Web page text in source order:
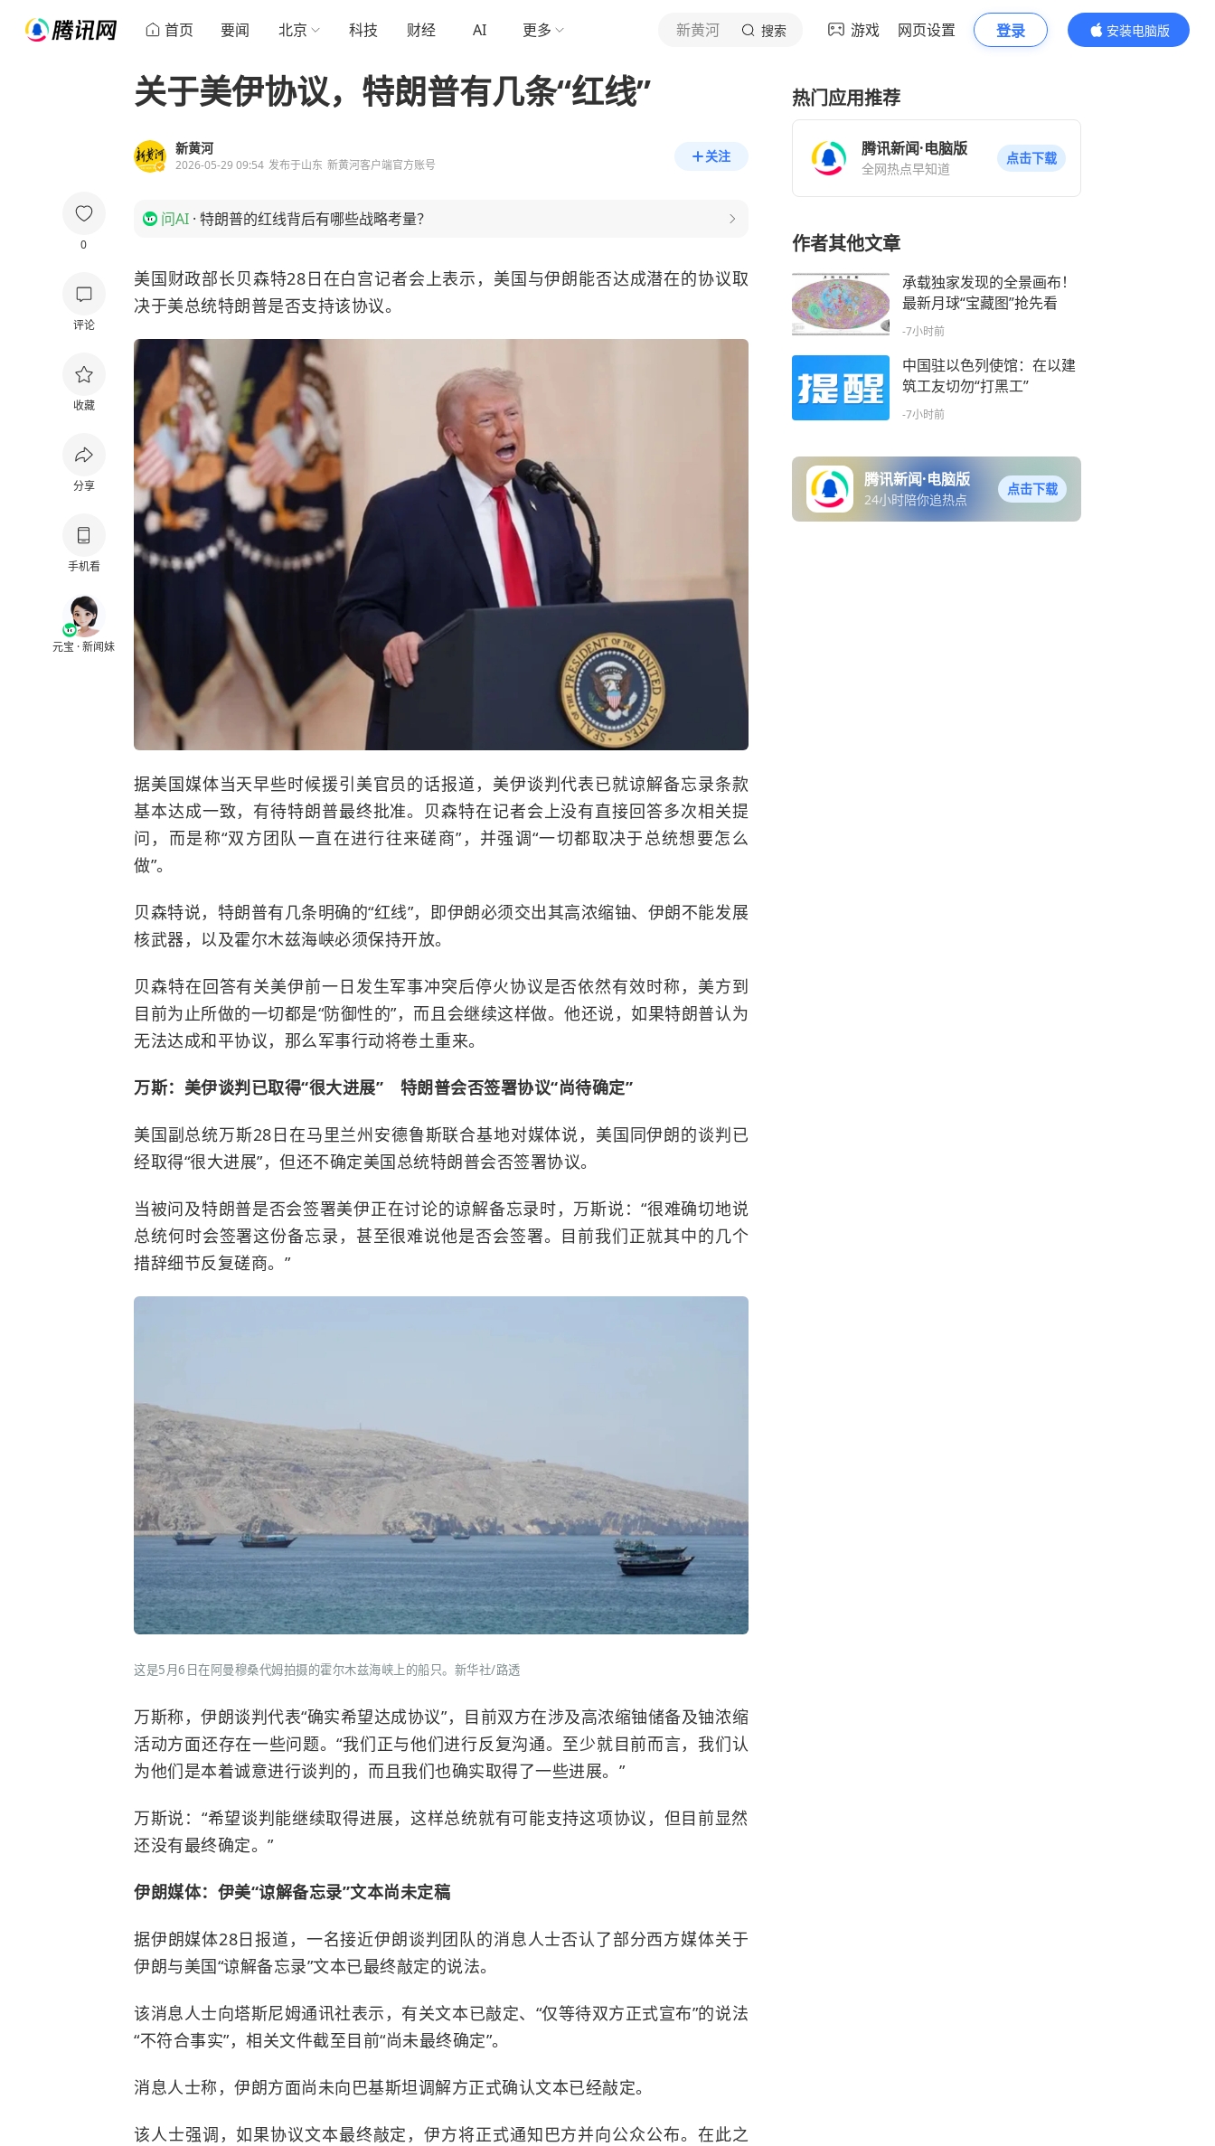
首页 要闻 北京 科技 财经 AI 更多 新黄河 搜索 游戏 网页设置 登录
安装电脑版
内容更精彩
0
评论
收藏
分享
手机看
元宝 · 新闻妹
关于美伊协议，特朗普有几条“红线”
新黄河
2026-05-29 09:54 发布于山东 新黄河客户端官方账号
关注
问AI · 特朗普的红线背后有哪些战略考量？
美国财政部长贝森特28日在白宫记者会上表示，美国与伊朗能否达成潜在的协议取
决于美总统特朗普是否支持该协议。
据美国媒体当天早些时候援引美官员的话报道，美伊谈判代表已就谅解备忘录条款
基本达成一致，有待特朗普最终批准。贝森特在记者会上没有直接回答多次相关提
问，而是称“双方团队一直在进行往来磋商”，并强调“一切都取决于总统想要怎么
做”。
贝森特说，特朗普有几条明确的“红线”，即伊朗必须交出其高浓缩铀、伊朗不能发展
核武器，以及霍尔木兹海峡必须保持开放。
贝森特在回答有关美伊前一日发生军事冲突后停火协议是否依然有效时称，美方到
目前为止所做的一切都是“防御性的”，而且会继续这样做。他还说，如果特朗普认为
无法达成和平协议，那么军事行动将卷土重来。
万斯：美伊谈判已取得“很大进展” 特朗普会否签署协议“尚待确定”
美国副总统万斯28日在马里兰州安德鲁斯联合基地对媒体说，美国同伊朗的谈判已
经取得“很大进展”，但还不确定美国总统特朗普会否签署协议。
当被问及特朗普是否会签署美伊正在讨论的谅解备忘录时，万斯说：“很难确切地说
总统何时会签署这份备忘录，甚至很难说他是否会签署。目前我们正就其中的几个
措辞细节反复磋商。”
这是5月6日在阿曼穆桑代姆拍摄的霍尔木兹海峡上的船只。新华社/路透
万斯称，伊朗谈判代表“确实希望达成协议”，目前双方在涉及高浓缩铀储备及铀浓缩
活动方面还存在一些问题。“我们正与他们进行反复沟通。至少就目前而言，我们认
为他们是本着诚意进行谈判的，而且我们也确实取得了一些进展。”
万斯说：“希望谈判能继续取得进展，这样总统就有可能支持这项协议，但目前显然
还没有最终确定。”
伊朗媒体：伊美“谅解备忘录”文本尚未定稿
据伊朗媒体28日报道，一名接近伊朗谈判团队的消息人士否认了部分西方媒体关于
伊朗与美国“谅解备忘录”文本已最终敲定的说法。
该消息人士向塔斯尼姆通讯社表示，有关文本已敲定、“仅等待双方正式宣布”的说法
“不符合事实”，相关文件截至目前“尚未最终确定”。
消息人士称，伊朗方面尚未向巴基斯坦调解方正式确认文本已经敲定。
该人士强调，如果协议文本最终敲定，伊方将正式通知巴方并向公众公布。在此之
热门应用推荐
腾讯新闻·电脑版
全网热点早知道
点击下载
作者其他文章
承载独家发现的全景画布！
最新月球“宝藏图”抢先看
-7小时前
中国驻以色列使馆：在以建
筑工友切勿“打黑工”
-7小时前
腾讯新闻·电脑版
24小时陪你追热点
点击下载